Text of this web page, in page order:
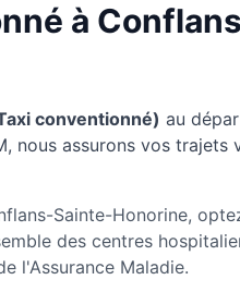
à
conventionné) au
nous assurons vos trajets
Sainte-Honorine,
des centres
l'Assurance Maladie.